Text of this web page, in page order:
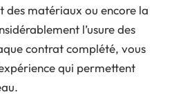
des matériaux ou encore la
l’usure des
contrat complété, vous
qui permettent